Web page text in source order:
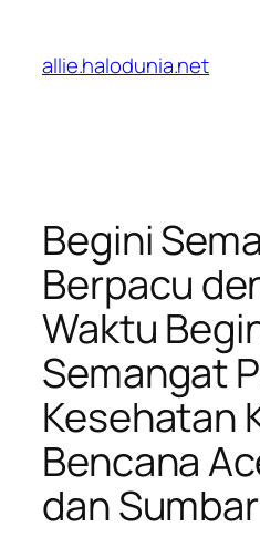
konten
allie.halodunia.net
Begini
Berpacu
Waktu
Semangat
Kesehatan
Bencana
dan Sumbar